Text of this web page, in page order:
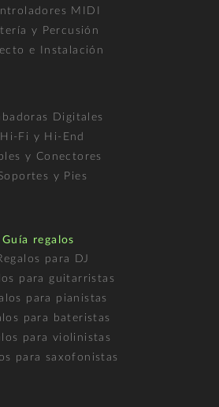
MIDI
y Percusión
e Instalación
Digitales
Hi-Fi y Hi-End
y Conectores
y Pies
Guía regalos
para DJ
para guitarristas
para pianistas
para bateristas
para violinistas
para saxofonistas